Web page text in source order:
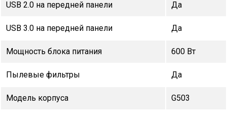
USB 2.0 на передней панели Да
USB 3.0 на передней панели Да
Мощность блока питания 600 Вт
Пылевые фильтры Да
Модель корпуса G503